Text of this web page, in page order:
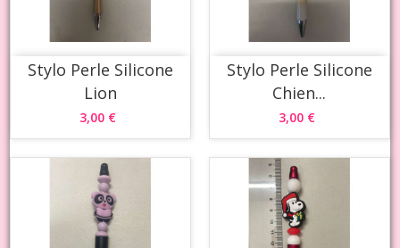
Stylo Perle Silicone
Lion
3,00 €
Stylo Perle Silicone
Chien...
3,00 €